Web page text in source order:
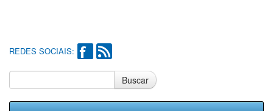
REDES SOCIAIS:
Buscar